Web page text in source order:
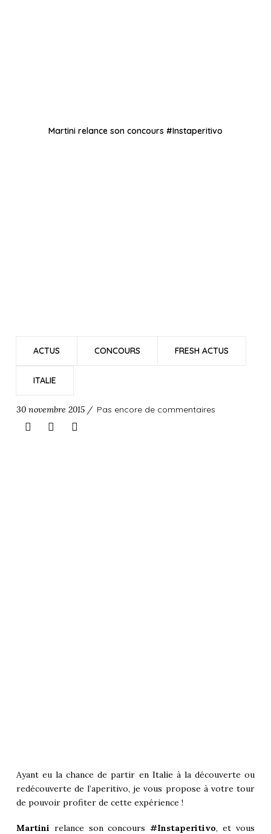
Martini relance son concours #Instaperitivo
ACTUS CONCOURS FRESH ACTUS
ITALIE
30 novembre 2015 / Pas encore de commentaires
Ayant eu la chance de partir en Italieà la découverte ou
redécouverte de l’aperitivo, je vous propose à votre tour
de pouvoir profiter de cette expérience !
Martini relance son concours#Instaperitivo, et vous